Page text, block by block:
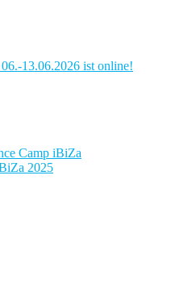
13.06.2026 ist online!
Camp iBiZa
2025